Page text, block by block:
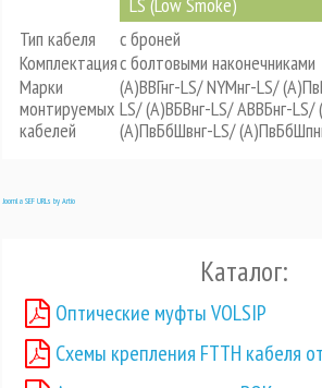
Тип кабеля
с броней
Комплектацияс болтовыми наконечниками
Марки
монтируемых
кабелей
(А)ВВГнг-LS/ NYMнг-LS/
LS/ (А)ВБВнг-LS/ АВВБнг-LS/
(А)ПвБбШвнг-LS/
Joomla SEF URLs by Artio
Каталог:
Оптические муфты VOLSIP
Схемы крепления FTTH кабеля